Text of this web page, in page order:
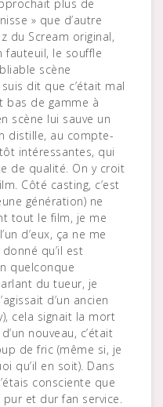
plus de
» que d’autre
du Scream original,
fauteuil, le souffle
scène
dit que c’était mal
bas de gamme à
scène lui sauve un
distille, au compte-
intéressantes, qui
de qualité. On y croit
Côté casting, c’est
génération) ne
tout le film, je me
d’eux, ça ne me
qu’il est
quelconque
du tueur, je
d’un ancien
cela signait la mort
nouveau, c’était
de fric (même si, je
qu’il en soit). Dans
consciente que
et dur fan service.